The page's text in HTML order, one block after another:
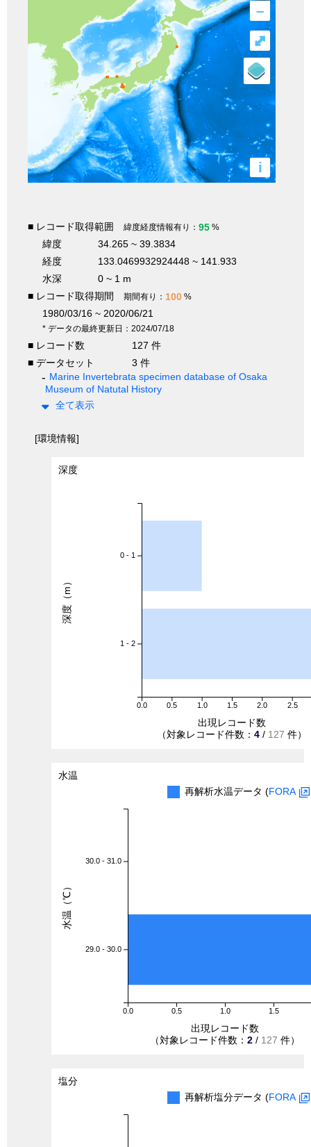
–
i
⤢
■ レコード取得範囲 緯度経度情報有り： 95 %
緯度
34.265 ~ 39.3834
経度
133.0469932924448 ~ 141.933
水深
0 ~ 1 m
■ レコード取得期間
期間有り： 100 %
1980/03/16 ~ 2020/06/21
* データの最終更新日：2024/07/18
■ レコード数
127 件
■ データセット
3 件
Marine Invertebrata specimen database of Osaka
Museum of Natutal History
全て表示
[環境情報]
深度
0.0 0.5 1.0 1.5 2.0 2.5
0 - 1
1 - 2
出現レコード数
（対象レコード件数： 4 / 127 件）
深度（m）
水温
再解析水温データ (FORA
0.0 0.5 1.0 1.5
30.0 - 31.0
29.0 - 30.0
出現レコード数
（対象レコード件数： 2 / 127 件）
水温（℃）
塩分
再解析塩分データ (FORA